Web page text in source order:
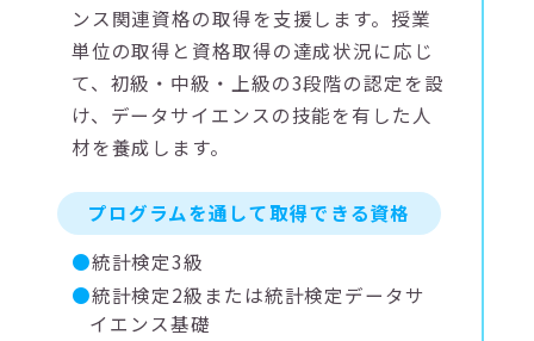
ンス関連資格の取得を支援します。授業
単位の取得と資格取得の達成状況に応じ
て、初級・中級・上級の3段階の認定を設
け、データサイエンスの技能を有した人
材を養成します。
プログラムを通して取得できる資格
統計検定3級
統計検定2級または統計検定データサ
イエンス基礎